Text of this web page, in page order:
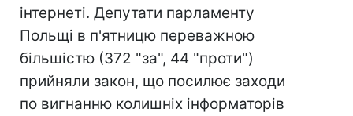
інтернеті. Депутати парламенту
Польщі в п'ятницю переважною
більшістю (372 "за", 44 "проти")
прийняли закон, що посилює заходи
по вигнанню колишніх інформаторів